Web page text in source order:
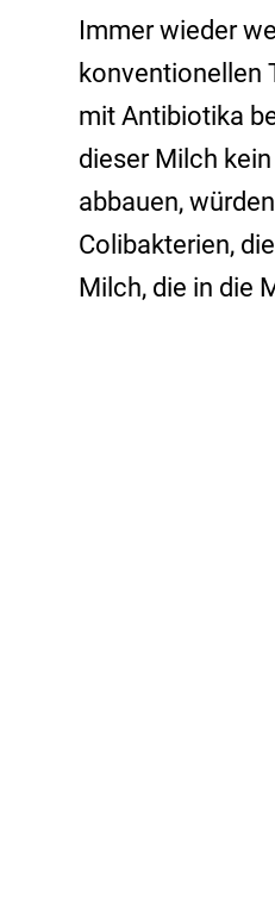
Immer wieder
konventionellen
mit Antibiotika
dieser Milch
abbauen,
Colibakterien,
Milch, die in die